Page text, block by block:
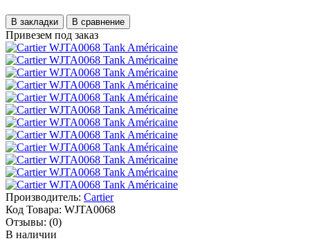
В закладки В сравнение
Привезем под заказ
Производитель: Cartier
Код Товара: WJTA0068
Отзывы: (0)
В наличии